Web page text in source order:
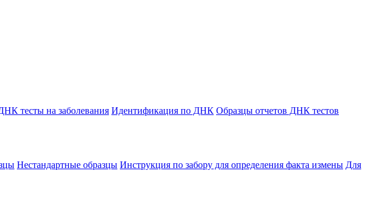
тесты на заболевания Идентификация по ДНК Образцы отчетов ДНК тестов
Нестандартные образцы Инструкция по забору для определения факта измены Для